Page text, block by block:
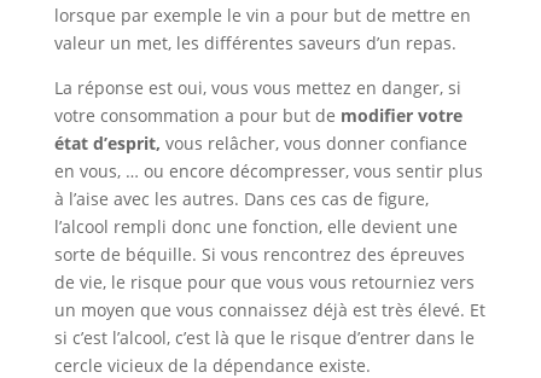
lorsque par exemple le vin a pour but de mettre en
valeur un met, les différentes saveurs d’un repas.
La réponse est oui, vous vous mettez en danger, si
votre consommation a pour but de modifier votre
état d’esprit, vous relâcher, vous donner confiance
en vous, … ou encore décompresser, vous sentir plus
à l’aise avec les autres. Dans ces cas de figure,
l’alcool rempli donc une fonction, elle devient une
sorte de béquille. Si vous rencontrez des épreuves
de vie, le risque pour que vous vous retourniez vers
un moyen que vous connaissez déjà est très élevé. Et
si c’est l’alcool, c’est là que le risque d’entrer dans le
cercle vicieux de la dépendance existe.